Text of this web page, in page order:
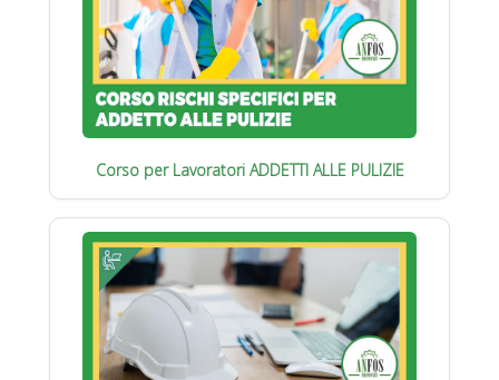
Corso per Lavoratori ADDETTI ALLE PULIZIE